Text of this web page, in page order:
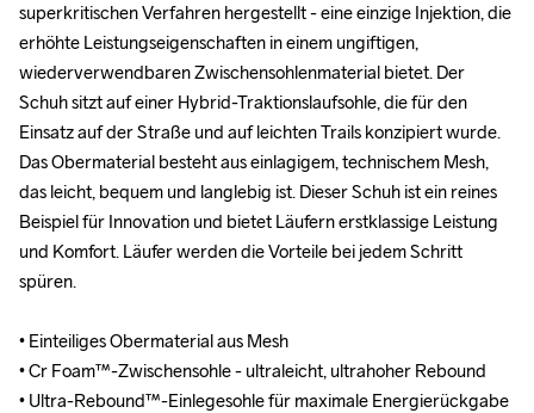
superkritischen Verfahren hergestellt - eine einzige Injektion, die
erhöhte Leistungseigenschaften in einem ungiftigen,
wiederverwendbaren Zwischensohlenmaterial bietet. Der
Schuh sitzt auf einer Hybrid-Traktionslaufsohle, die für den
Einsatz auf der Straße und auf leichten Trails konzipiert wurde.
Das Obermaterial besteht aus einlagigem, technischem Mesh,
das leicht, bequem und langlebig ist. Dieser Schuh ist ein reines
Beispiel für Innovation und bietet Läufern erstklassige Leistung
und Komfort. Läufer werden die Vorteile bei jedem Schritt
spüren.
• Einteiliges Obermaterial aus Mesh
• Cr Foam™-Zwischensohle - ultraleicht, ultrahoher Rebound
• Ultra-Rebound™-Einlegesohle für maximale Energierückgabe
superkritischen Verfahren hergestellt - eine einzige Injektion, die
erhöhte Leistungseigenschaften in einem ungiftigen,
wiederverwendbaren Zwischensohlenmaterial bietet. Der
Schuh sitzt auf einer Hybrid-Traktionslaufsohle, die für den
Einsatz auf der Straße und auf leichten Trails konzipiert wurde.
Das Obermaterial besteht aus einlagigem, technischem Mesh,
das leicht, bequem und langlebig ist. Dieser Schuh ist ein reines
Beispiel für Innovation und bietet Läufern erstklassige Leistung
und Komfort. Läufer werden die Vorteile bei jedem Schritt
spüren.
• Einteiliges Obermaterial aus Mesh
• Cr Foam™-Zwischensohle - ultraleicht, ultrahoher Rebound
• Ultra-Rebound™-Einlegesohle für maximale Energierückgabe